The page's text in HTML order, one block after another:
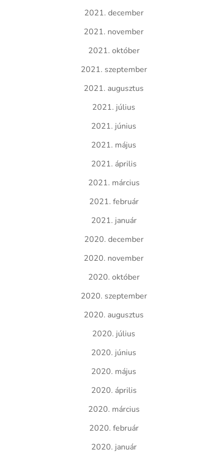
2021. december
2021. november
2021. október
2021. szeptember
2021. augusztus
2021. július
2021. június
2021. május
2021. április
2021. március
2021. február
2021. január
2020. december
2020. november
2020. október
2020. szeptember
2020. augusztus
2020. július
2020. június
2020. május
2020. április
2020. március
2020. február
2020. január